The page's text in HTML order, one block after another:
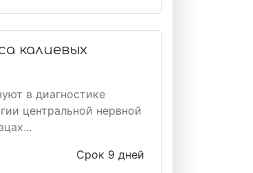
калиевых
в диагностике
центральной нервной
Срок 9 дней